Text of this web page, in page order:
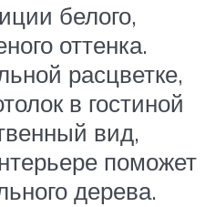
белого,
оттенка.
расцветке,
в гостиной
вид,
поможет
дерева.